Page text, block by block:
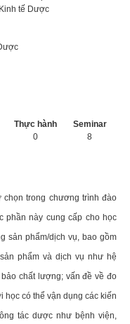
tế Dược
Thực hành
Seminar
0
8
trong chương trình đào
phần này cung cấp cho học
sản phẩm/dịch vụ, bao gồm
phẩm và dịch vụ như hệ
chất lượng; vấn đề về đo
có thể vận dụng các kiến
tác dược như bệnh viện,